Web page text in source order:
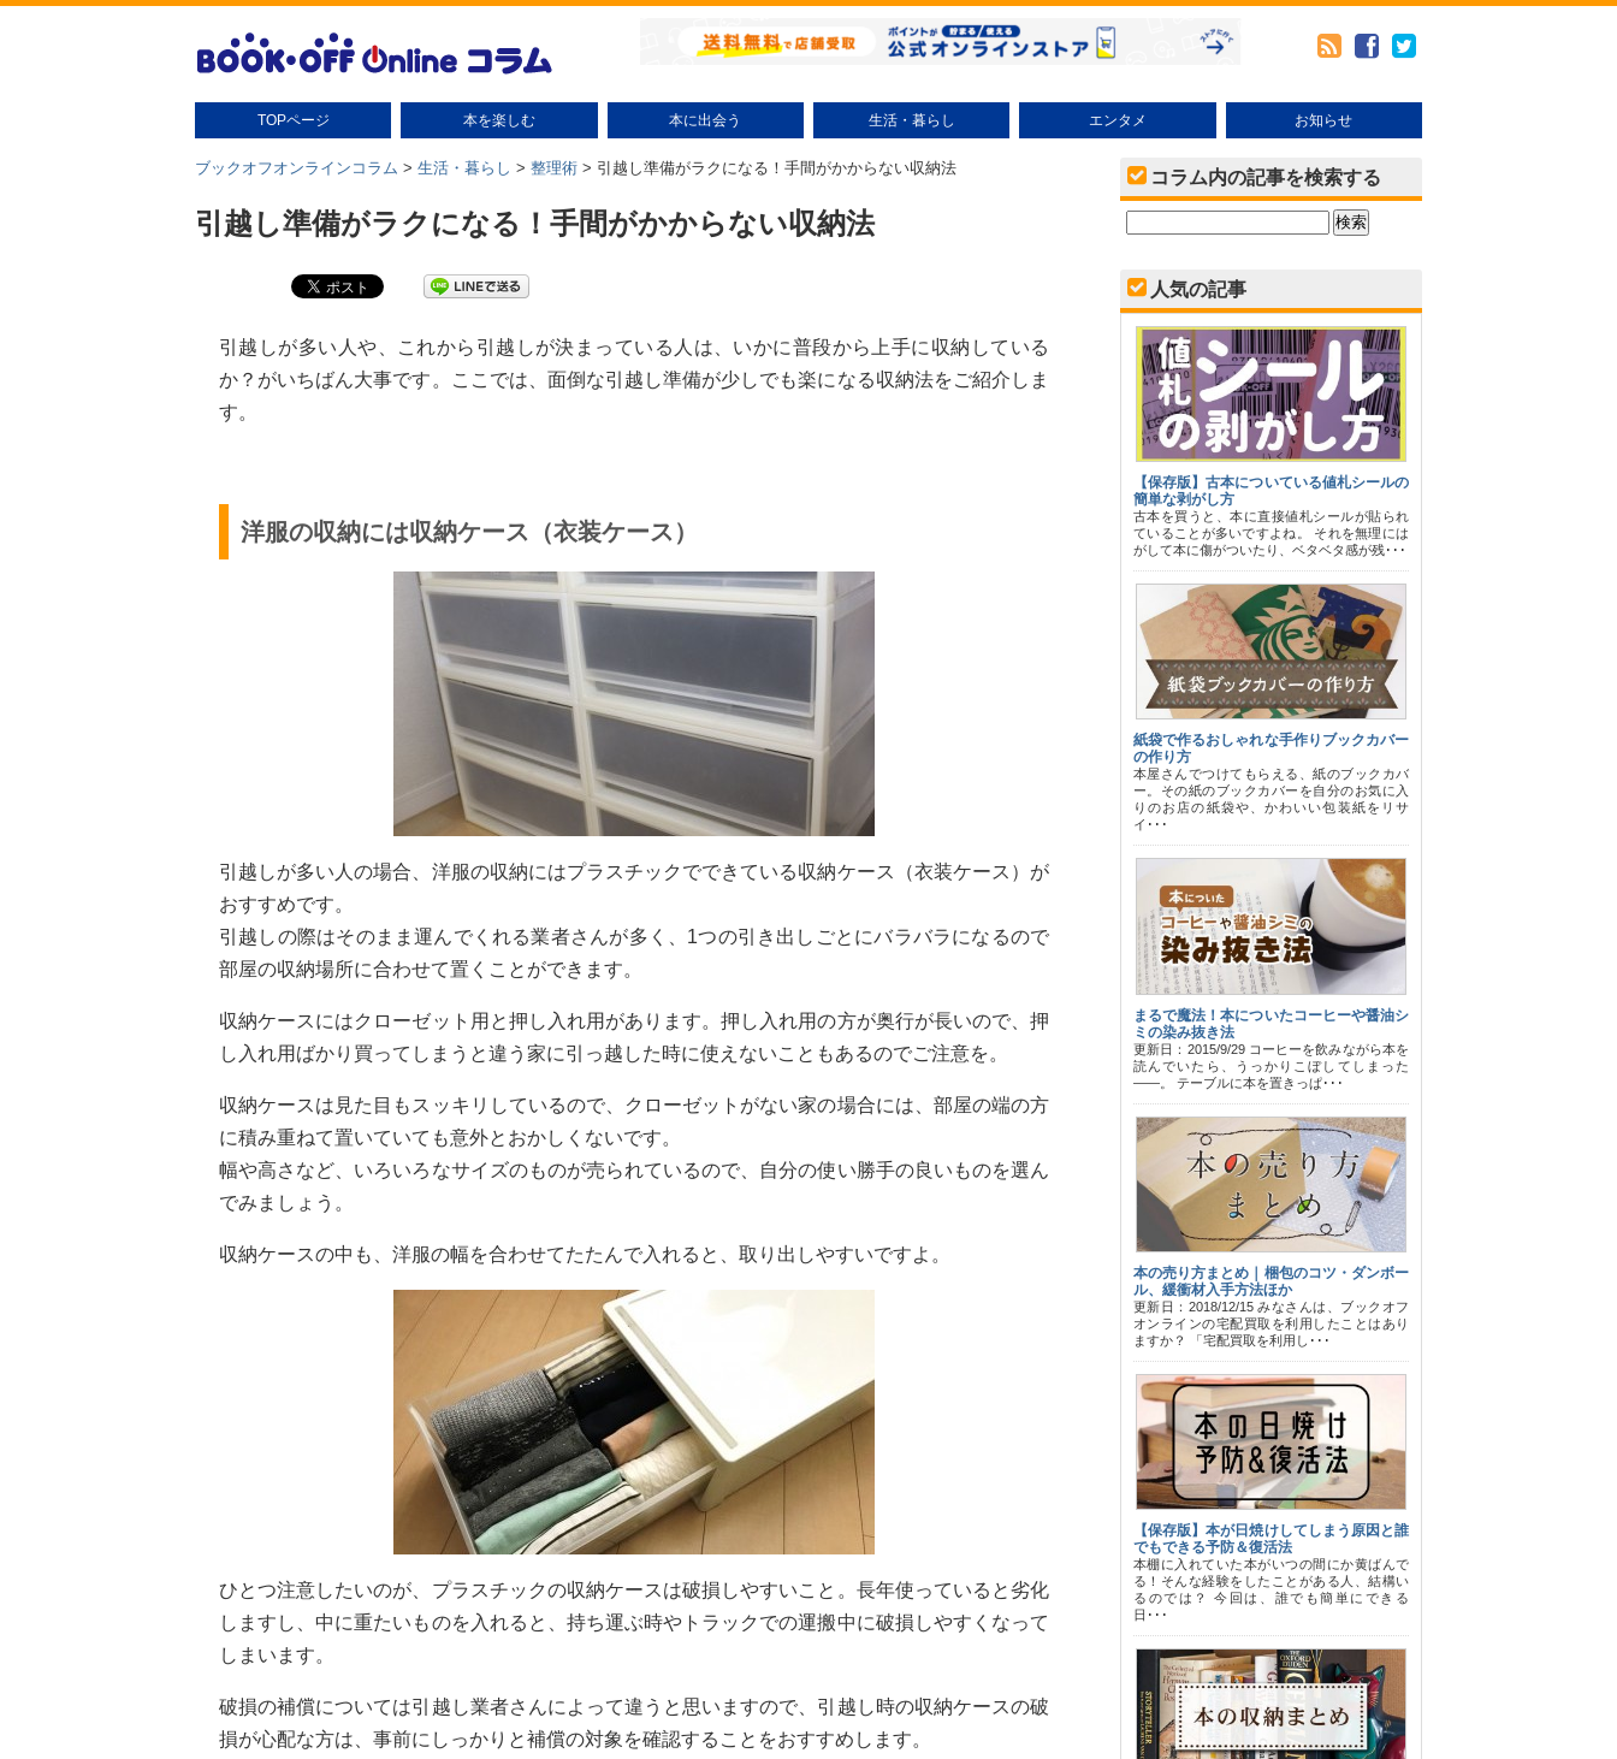
TOPページ 本を楽しむ
本の扱い方
本の保管
読書グッズ
読書術
本の豆知識・雑学
本のさがし方
本に出会う
小説（テーマ別）
ミステリー小説
時代小説
文学小説
ラノベ
コミック（テーマ別）
少年コミック
少女コミック
大人コミック
絵本・児童書
趣味・実用
エッセイ
ビジネス書
自己啓発
研究・評論
話題
生活・暮らし エンタメ お知らせ
ブックオフオンラインコラム > 生活・暮らし > 整理術 > 引越し準備がラクになる！手間がかからない収納法
引越し準備がラクになる！手間がかからない収納法
引越しが多い人や、これから引越しが決まっている人は、いかに普段から上手に収納している
か？がいちばん大事です。ここでは、面倒な引越し準備が少しでも楽になる収納法をご紹介しま
す。
洋服の収納には収納ケース（衣装ケース）
引越しが多い人の場合、洋服の収納にはプラスチックでできている収納ケース（衣装ケース）が
おすすめです。
引越しの際はそのまま運んでくれる業者さんが多く、1つの引き出しごとにバラバラになるので
部屋の収納場所に合わせて置くことができます。
収納ケースにはクローゼット用と押し入れ用があります。押し入れ用の方が奥行が長いので、押
し入れ用ばかり買ってしまうと違う家に引っ越した時に使えないこともあるのでご注意を。
収納ケースは見た目もスッキリしているので、クローゼットがない家の場合には、部屋の端の方
に積み重ねて置いていても意外とおかしくないです。
幅や高さなど、いろいろなサイズのものが売られているので、自分の使い勝手の良いものを選ん
でみましょう。
収納ケースの中も、洋服の幅を合わせてたたんで入れると、取り出しやすいですよ。
ひとつ注意したいのが、プラスチックの収納ケースは破損しやすいこと。長年使っていると劣化
しますし、中に重たいものを入れると、持ち運ぶ時やトラックでの運搬中に破損しやすくなって
しまいます。
破損の補償については引越し業者さんによって違うと思いますので、引越し時の収納ケースの破
損が心配な方は、事前にしっかりと補償の対象を確認することをおすすめします。
コラム内の記事を検索する
人気の記事
【保存版】古本についている値札シールの
簡単な剥がし方
古本を買うと、本に直接値札シールが貼られ
ていることが多いですよね。 それを無理には
がして本に傷がついたり、ベタベタ感が残･･･
紙袋で作るおしゃれな手作りブックカバー
の作り方
本屋さんでつけてもらえる、紙のブックカバ
ー。その紙のブックカバーを自分のお気に入
りのお店の紙袋や、かわいい包装紙をリサ
イ･･･
まるで魔法！本についたコーヒーや醤油シ
ミの染み抜き法
更新日：2015/9/29 コーヒーを飲みながら本を
読んでいたら、うっかりこぼしてしまった
――。 テーブルに本を置きっぱ･･･
本の売り方まとめ｜梱包のコツ・ダンボー
ル、緩衝材入手方法ほか
更新日：2018/12/15 みなさんは、ブックオフ
オンラインの宅配買取を利用したことはあり
ますか？ 「宅配買取を利用し･･･
【保存版】本が日焼けしてしまう原因と誰
でもできる予防＆復活法
本棚に入れていた本がいつの間にか黄ばんで
る！そんな経験をしたことがある人、結構い
るのでは？ 今回は、誰でも簡単にできる
日･･･